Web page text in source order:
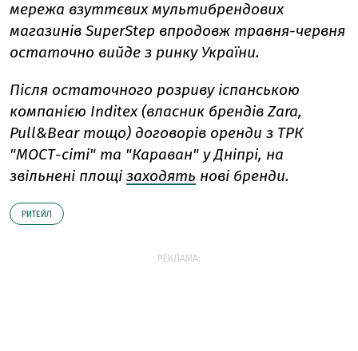
мережа взуттєвих мультибрендових
магазинів SuperStep впродовж травня-червня
остаточно вийде з ринку України.
Після остаточного розриву іспанською
компанією Inditex (власник брендів Zara,
Pull&Bear тощо) договорів оренди з ТРК
"МОСТ-сіті" та "Караван" у Дніпрі, на
звільнені площі заходять нові бренди.
РИТЕЙЛ
РЕКЛАМА: